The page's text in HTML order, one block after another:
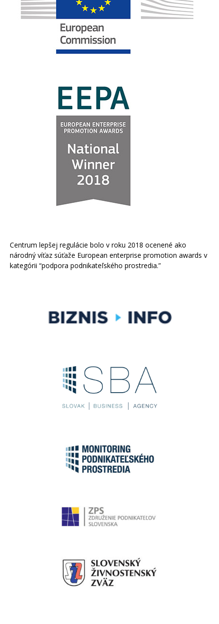
Centrum lepšej regulácie bolo v roku 2018 ocenené ako
národný víťaz súťaže European enterprise promotion awards v
kategórii “podpora podnikateľského prostredia.”